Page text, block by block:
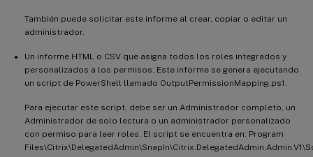
También puede solicitar este informe al crear, copiar o editar un
administrador.
Un informe HTML o CSV que asigna todos los roles integrados y
personalizados a los permisos. Este informe se genera ejecutando
un script de PowerShell llamado OutputPermissionMapping.ps1.
Para ejecutar este script, debe ser un Administrador completo, un
Administrador de solo lectura o un administrador personalizado
con permiso para leer roles. El script se encuentra en: Program